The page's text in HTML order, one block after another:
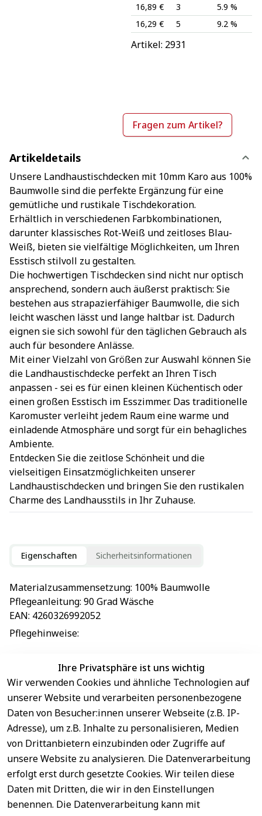
16,89 €
3
5.9 %
16,29 €
5 9.2 %
Artikel: 2931
Fragen zum Artikel?
Artikeldetails
Unsere Landhaustischdecken mit 10mm Karo aus 100%
Baumwolle sind die perfekte Ergänzung für eine
gemütliche und rustikale Tischdekoration.
Erhältlich in verschiedenen Farbkombinationen,
darunter klassisches Rot-Weiß und zeitloses Blau-
Weiß, bieten sie vielfältige Möglichkeiten, um Ihren
Esstisch stilvoll zu gestalten.
Die hochwertigen Tischdecken sind nicht nur optisch
ansprechend, sondern auch äußerst praktisch: Sie
bestehen aus strapazierfähiger Baumwolle, die sich
leicht waschen lässt und lange haltbar ist. Dadurch
eignen sie sich sowohl für den täglichen Gebrauch als
auch für besondere Anlässe.
Mit einer Vielzahl von Größen zur Auswahl können Sie
die Landhaustischdecke perfekt an Ihren Tisch
anpassen - sei es für einen kleinen Küchentisch oder
einen großen Esstisch im Esszimmer. Das traditionelle
Karomuster verleiht jedem Raum eine warme und
einladende Atmosphäre und sorgt für ein behagliches
Ambiente.
Entdecken Sie die zeitlose Schönheit und die
vielseitigen Einsatzmöglichkeiten unserer
Landhaustischdecken und bringen Sie den rustikalen
Charme des Landhausstils in Ihr Zuhause.
Eigenschaften Sicherheitsinformationen
Materialzusammensetzung: 100% Baumwolle
Pflegeanleitung: 90 Grad Wäsche
EAN: 4260326992052
Pflegehinweise:
EU-Verantwortliche Person - klicken Sie für Details
Ihre Privatsphäre ist uns wichtig
Wir verwenden Cookies und ähnliche Technologien auf
unserer Website und verarbeiten personenbezogene
Daten von Besucher:innen unserer Webseite (z.B. IP-
Adresse), um z.B. Inhalte zu personalisieren, Medien
von Drittanbietern einzubinden oder Zugriffe auf
unsere Website zu analysieren. Die Datenverarbeitung
erfolgt erst durch gesetzte Cookies. Wir teilen diese
Daten mit Dritten, die wir in den Einstellungen
benennen. Die Datenverarbeitung kann mit